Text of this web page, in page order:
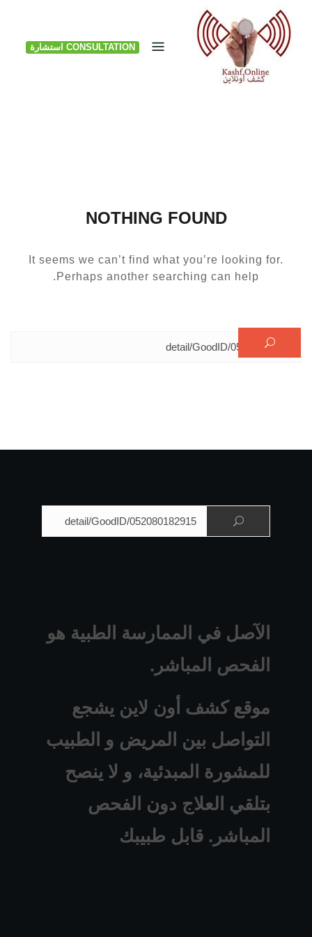
Skip
content
CONSULTATION استشارة
NOTHING FOUND
It seems we can’t find what you’re looking for.
Perhaps another searching can help.
البحث عن:
الآصل في الممارسة الطبية هو
الفحص المباشر.
موقع كشف أون لاين يشجع
التواصل بين المريض و الطبيب
للمشورة المبدئية، و لا ينصح
بتلقي العلاج دون الفحص
المباشر. قابل طبيبك